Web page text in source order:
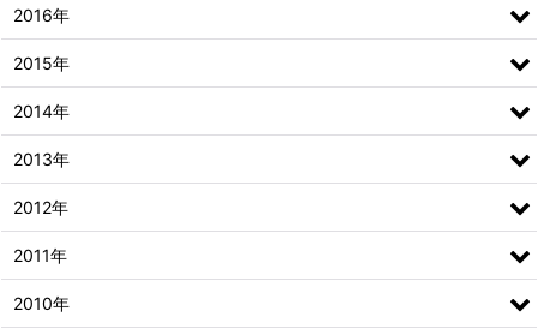
2016年
2015年
2014年
2013年
2012年
2011年
2010年